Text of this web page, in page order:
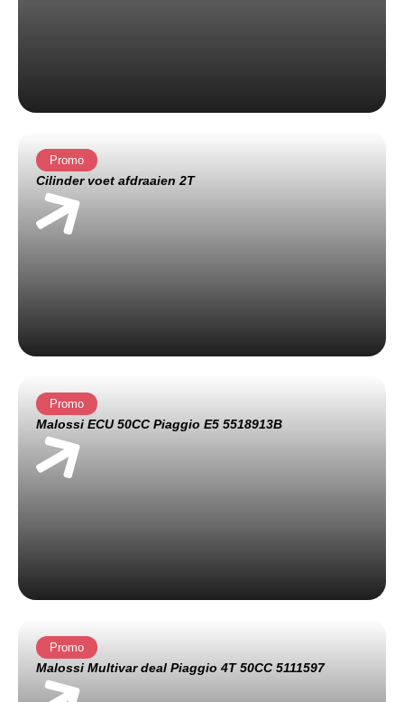
Promo
Cilinder voet afdraaien 2T
Promo
Malossi ECU 50CC Piaggio E5 5518913B
Promo
Malossi Multivar deal Piaggio 4T 50CC 5111597